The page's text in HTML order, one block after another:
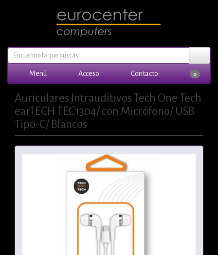
Menú Acceso Contacto 0
Auriculares Intrauditivos Tech One Tech
earTECH TEC1304/ con Micrófono/ USB
Tipo-C/ Blancos